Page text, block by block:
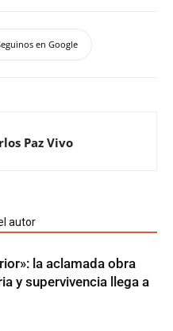
en Google
Paz Vivo
autor
la aclamada obra
y supervivencia llega a